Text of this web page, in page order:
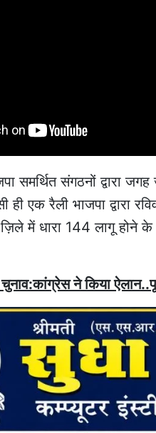
समर्थित संगठनों द्वारा
ही एक रैली भाजपा द्वारा
में धारा 144 लागू होने
ने किया